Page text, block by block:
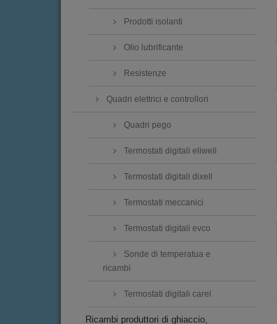
Prodotti isolanti
Olio lubrificante
Resistenze
Quadri elettrici e controllori
Quadri pego
Termostati digitali eliwell
Termostati digitali dixell
Termostati meccanici
Termostati digitali evco
Sonde di temperatua e
ricambi
Termostati digitali carel
Ricambi produttori di ghiaccio,